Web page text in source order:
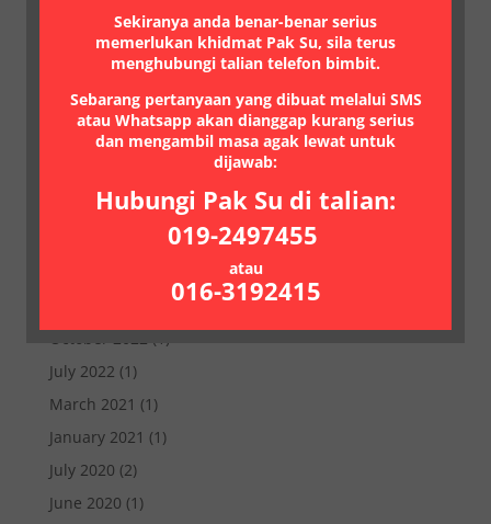
November 2025(1)
September 2025(1)
August 2025(1)
June 2025(1)
January 2025(1)
(1)
October 2022 (1)
July 2022 (1)
March 2021 (1)
January 2021 (1)
July 2020 (2)
June 2020 (1)
Sekiranya anda benar-benar serius
memerlukan khidmat Pak Su, sila terus
menghubungi talian telefon bimbit.
Sebarang pertanyaan yang dibuat melalui SMS
atau Whatsapp akan dianggap kurang serius
dan mengambil masa agak lewat untuk
dijawab:
Hubungi Pak Su di talian:
019-2497455
atau
016-3192415